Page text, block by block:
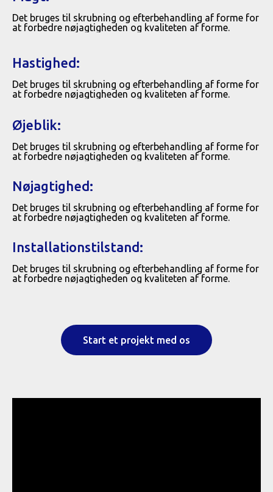
Det bruges til skrubning og efterbehandling af forme for
at forbedre nøjagtigheden og kvaliteten af ​​forme.
Hastighed:
Det bruges til skrubning og efterbehandling af forme for
at forbedre nøjagtigheden og kvaliteten af ​​forme.
Øjeblik:
Det bruges til skrubning og efterbehandling af forme for
at forbedre nøjagtigheden og kvaliteten af ​​forme.
Nøjagtighed:
Det bruges til skrubning og efterbehandling af forme for
at forbedre nøjagtigheden og kvaliteten af ​​forme.
Installationstilstand:
Det bruges til skrubning og efterbehandling af forme for
at forbedre nøjagtigheden og kvaliteten af ​​forme.
Start et projekt med os